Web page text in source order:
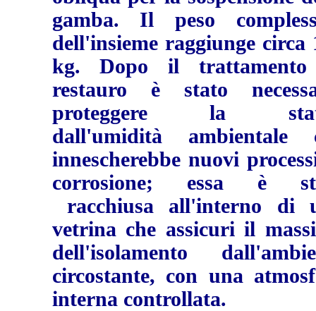
gamba. Il peso
dell'insieme raggiunge circa
kg. Dopo il
restauro è stato
proteggere la
dall'umidità ambientale
innescherebbe nuovi
corrosione; essa è
racchiusa all'interno di
vetrina che assicuri il
dell'isolamento
circostante, con una
interna controllata.